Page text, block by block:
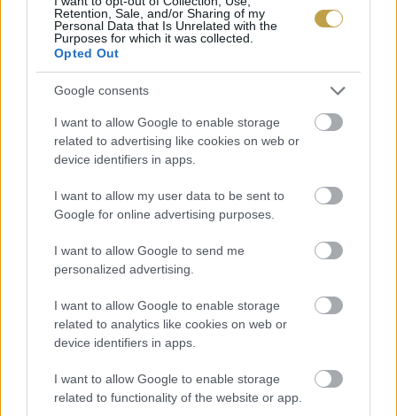
Retention, Sale, and/or Sharing of my
Personal Data that Is Unrelated with the
Purposes for which it was collected.
Opted Out
Google consents
I want to allow Google to enable storage
related to advertising like cookies on web or
device identifiers in apps.
I want to allow my user data to be sent to
Google for online advertising purposes.
I want to allow Google to send me
personalized advertising.
I want to allow Google to enable storage
related to analytics like cookies on web or
device identifiers in apps.
I want to allow Google to enable storage
related to functionality of the website or app.
EZEK IS ÉRDEKELHETNEK